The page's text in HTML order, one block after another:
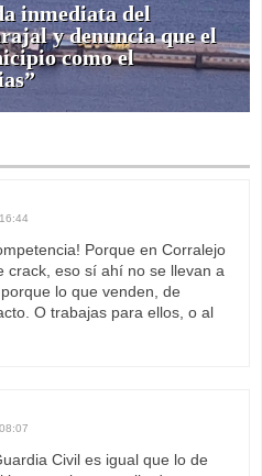
inmediata del
y denuncia que el
como el
Porque en Corralejo
crack, eso sí ahí no se llevan a
lo que venden, de
O trabajas para ellos, o al
Civil es igual que lo de